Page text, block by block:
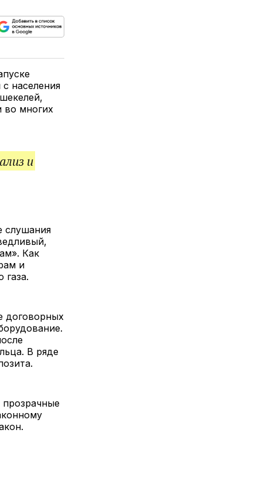
населения
во многих
и
слушания
Как
и
газа.
договорных
В ряде
прозрачные